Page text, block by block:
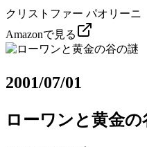
クリストファー パオリーニ
Amazonで見る
2001/07/01
ローワンと黄金の